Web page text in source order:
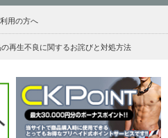
用の方へ
再生不良に関するお詫びと対処方法